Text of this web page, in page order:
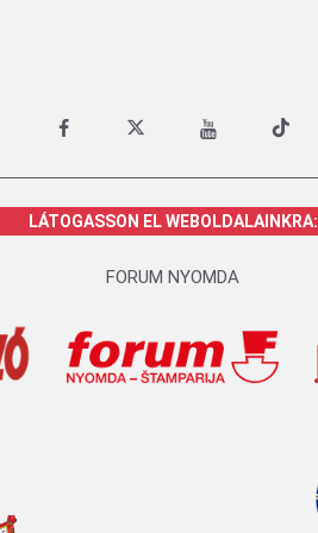
LÁTOGASSON EL WEBOLDALAINKRA:
FORUM NYOMDA